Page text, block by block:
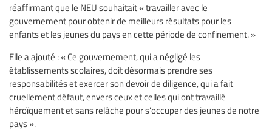
réaffirmant que le NEU souhaitait « travailler avec le
gouvernement pour obtenir de meilleurs résultats pour les
enfants et les jeunes du pays en cette période de confinement. »
Elle a ajouté : « Ce gouvernement, qui a négligé les
établissements scolaires, doit désormais prendre ses
responsabilités et exercer son devoir de diligence, qui a fait
cruellement défaut, envers ceux et celles qui ont travaillé
héroïquement et sans relâche pour s’occuper des jeunes de notre
pays ».